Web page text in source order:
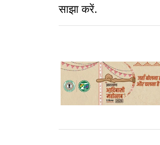
साझा करें.